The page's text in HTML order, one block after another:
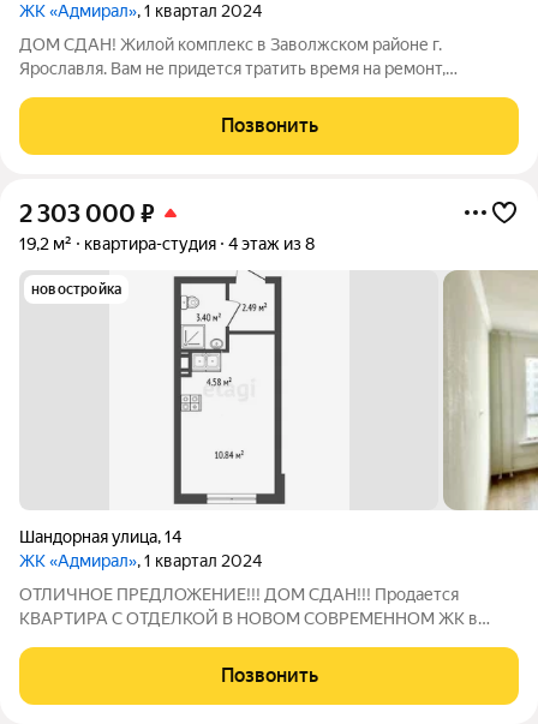
ЖК «Адмирал», 1 квартал 2024
ДОМ СДАН! Жилой комплекс в Заволжском районе г.
Ярославля. Вам не придется тратить время на ремонт,
декоративная штукатурка стен, ламинат на полу в комнатах и
плитка в сан. узлах, межкомнатные
Позвонить
2 303 000 ₽
19,2 м² квартира-студия 4 этаж из 8
новостройка
Шандорная улица,14
ЖК «Адмирал», 1 квартал 2024
ОТЛИЧНОЕ ПРЕДЛОЖЕНИЕ!!! ДОМ СДАН!!! Продается
КВАРТИРА С ОТДЕЛКОЙ B HOВОМ COBPEMЕННOМ ЖК в
штукатурка стен, ламинат, установлена сантехника, электрика
- выключатели, розетки, межкомнатные двери, окна
Позвонить